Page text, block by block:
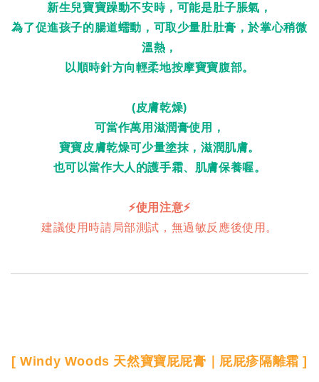
新生兒寶寶躁動不安時，可能是肚子脹氣，
為了促進孩子的腸道蠕動，可取少量肚肚膏，於掌心稍微
溫熱，
以順時針方向輕柔地按摩寶寶腹部。
(皮膚乾燥)
可當作萬用滋潤膏使用，
寶寶皮膚乾燥可少量塗抹，滋潤肌膚。
也可以當作大人的護手霜、肌膚保養喔。
⚡️使用注意⚡️
建議使用時請局部測試，無過敏反應後使用。
[ Windy Woods 天然寶寶屁屁膏｜屁屁疹隔離霜 ]